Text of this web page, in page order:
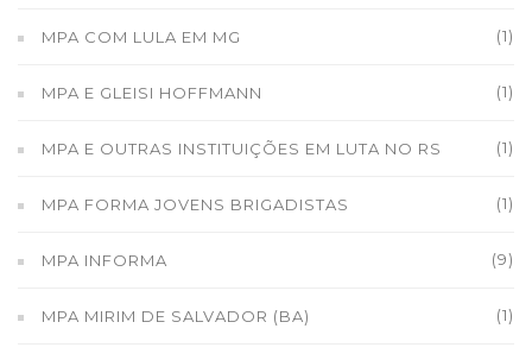
MPA COM LULA EM MG (1)
MPA E GLEISI HOFFMANN (1)
MPA E OUTRAS INSTITUIÇÕES EM LUTA NO RS (1)
MPA FORMA JOVENS BRIGADISTAS (1)
MPA INFORMA (9)
MPA MIRIM DE SALVADOR (BA) (1)